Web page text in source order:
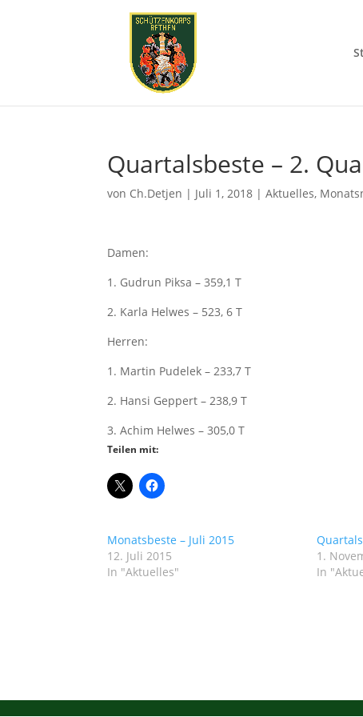
Quartalsbeste – 2.
von Ch.Detjen | Juli 1, 2018 |Aktuelles,
Damen:
1. Gudrun Piksa – 359,1 T
2. Karla Helwes – 523, 6 T
Herren:
1. Martin Pudelek – 233,7 T
2. Hansi Geppert – 238,9 T
3. Achim Helwes – 305,0 T
Teilen mit:
Monatsbeste – Juli 2015
12. Juli 2015
In "Aktuelles"
1.
In